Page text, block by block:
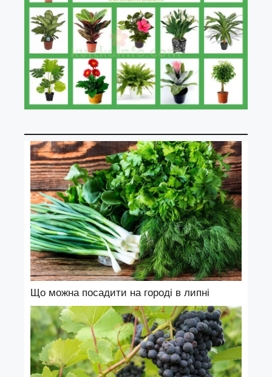
Що можна посадити на городі в липні